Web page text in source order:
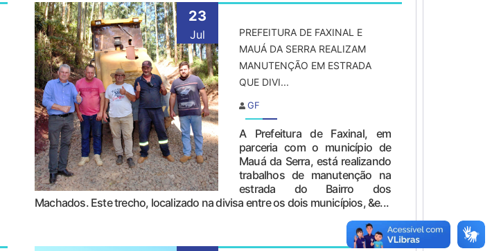
23
Jul
PREFEITURA DE FAXINAL E
MAUÁ DA SERRA REALIZAM
MANUTENÇÃO EM ESTRADA
QUE DIVI...
GF
A Prefeitura de Faxinal, em
parceria com o município de
Mauá da Serra, está realizando
trabalhos de manutenção na
estrada do Bairro dos
Machados. Este trecho, localizado na divisa entre os dois municípios, &e...